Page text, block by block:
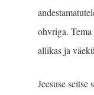
ohvriga. Tema
allikas ja
Jeesuse seitse